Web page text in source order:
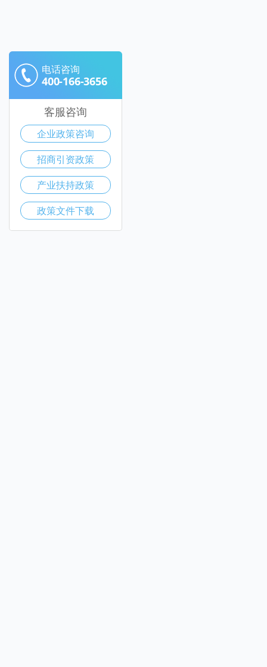
电话咨询
400-166-3656
客服咨询
企业政策咨询
招商引资政策
产业扶持政策
政策文件下载